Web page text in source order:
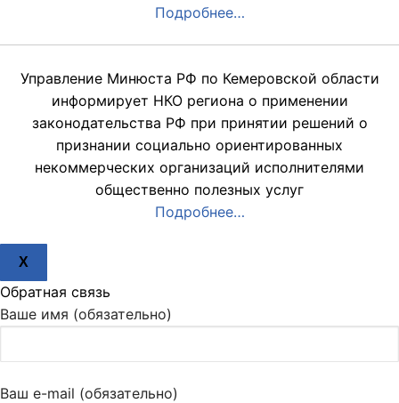
Подробнее…
Управление Минюста РФ по Кемеровской области
информирует НКО региона о применении
законодательства РФ при принятии решений о
признании социально ориентированных
некоммерческих организаций исполнителями
общественно полезных услуг
Подробнее…
X
Обратная связь
Ваше имя (обязательно)
Ваш e-mail (обязательно)